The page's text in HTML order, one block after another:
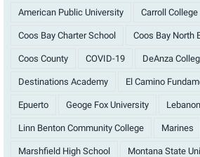
American Public University Carroll College
Coos Bay Charter School Coos Bay North
Coos County COVID-19 DeAnza
Destinations Academy El Camino
Epuerto Geoge Fox University Lebanon
Linn Benton Community College Marines
Marshfield High School Montana State